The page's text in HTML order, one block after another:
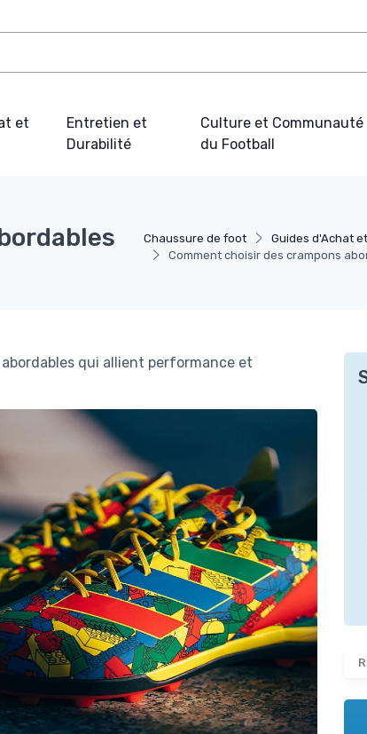
et
Entretien et
Durabilité
Culture et Communauté
du Football
Chaussure de foot Guides d'Achat
Comment choisir des crampons
qui allient performance et